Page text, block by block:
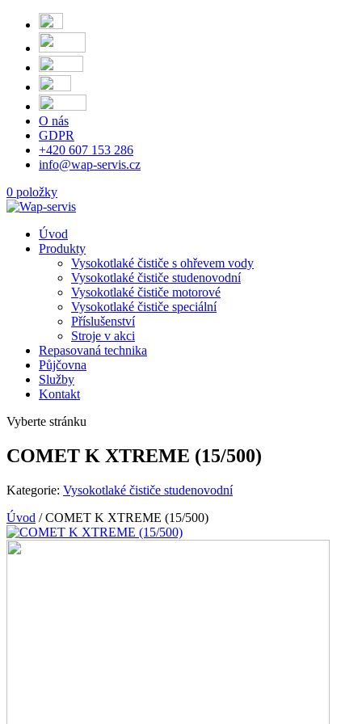
O nás
GDPR
+420 607 153 286
info@wap-servis.cz
0 položky
Úvod
Produkty
Vysokotlaké čističe s ohřevem vody
Vysokotlaké čističe studenovodní
Vysokotlaké čističe motorové
Vysokotlaké čističe speciální
Příslušenství
Stroje v akci
Repasovaná technika
Půjčovna
Služby
Kontakt
Vyberte stránku
COMET K XTREME (15/500)
Kategorie: Vysokotlaké čističe studenovodní
Úvod /COMET K XTREME (15/500)